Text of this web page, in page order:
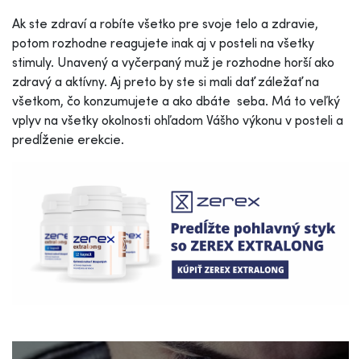
Ak ste zdraví a robíte všetko pre svoje telo a zdravie,
potom rozhodne reagujete inak aj v posteli na všetky
stimuly. Unavený a vyčerpaný muž je rozhodne horší ako
zdravý a aktívny. Aj preto by ste si mali dať záležať na
všetkom, čo konzumujete a ako dbáte seba. Má to veľký
vplyv na všetky okolnosti ohľadom Vášho výkonu v posteli a
predĺženie erekcie.